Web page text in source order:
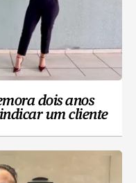
dois anos
um cliente